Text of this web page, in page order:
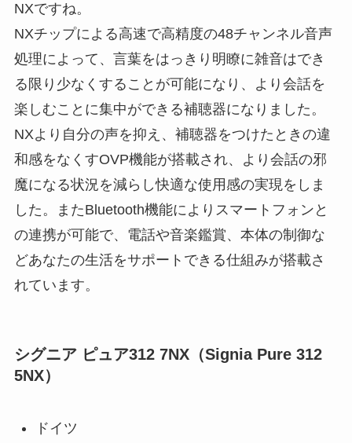
NXですね。
NXチップによる高速で高精度の48チャンネル音声
処理によって、言葉をはっきり明瞭に雑音はでき
る限り少なくすることが可能になり、より会話を
楽しむことに集中ができる補聴器になりました。
NXより自分の声を抑え、補聴器をつけたときの違
和感をなくすOVP機能が搭載され、より会話の邪
魔になる状況を減らし快適な使用感の実現をしま
した。またBluetooth機能によりスマートフォンと
の連携が可能で、電話や音楽鑑賞、本体の制御な
どあなたの生活をサポートできる仕組みが搭載さ
れています。
シグニア ピュア312 7NX（Signia Pure 312
5NX）
ドイツ